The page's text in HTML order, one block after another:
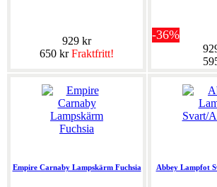
929 kr
650 krFraktfritt!
-36%
Empire Carnaby Lampskärm Fuchsia Abbey Lampfot